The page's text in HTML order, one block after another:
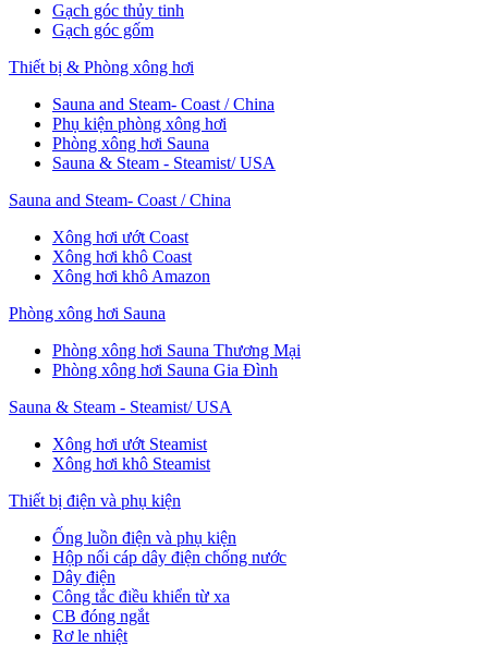
Gạch góc thủy tinh
Gạch góc gốm
Thiết bị & Phòng xông hơi
Sauna and Steam- Coast / China
Phụ kiện phòng xông hơi
Phòng xông hơi Sauna
Sauna & Steam - Steamist/ USA
Sauna and Steam- Coast / China
Xông hơi ướt Coast
Xông hơi khô Coast
Xông hơi khô Amazon
Phòng xông hơi Sauna
Phòng xông hơi Sauna Thương Mại
Phòng xông hơi Sauna Gia Đình
Sauna & Steam - Steamist/ USA
Xông hơi ướt Steamist
Xông hơi khô Steamist
Thiết bị điện và phụ kiện
Ống luồn điện và phụ kiện
Hộp nối cáp dây điện chống nước
Dây điện
Công tắc điều khiển từ xa
CB đóng ngắt
Rơ le nhiệt